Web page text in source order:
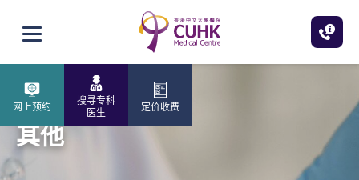
打开选单
网上预约
搜寻专科
医生
定价收费
其他